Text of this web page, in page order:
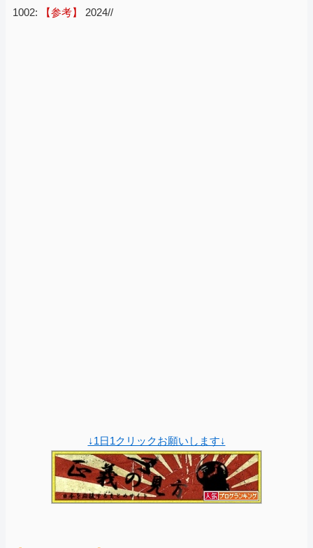
1002: 【参考】 2024//
↓1日1クリックお願いします↓